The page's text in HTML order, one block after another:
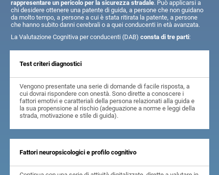
rappresentare un pericolo per la sicurezza stradale. Può applicarsi a
chi desidere ottenere una patente di guida, a persone che non guidano
da molto tempo, a persone a cui è stata ritirata la patente, a persone
che hanno subito danni cerebrali o a quei conducenti in età avanzata.
La Valutazione Cognitiva per conducenti (DAB)consta di tre parti:
Test criteri diagnostici
Vengono presentate una serie di domande di facile risposta, a
cui dovrai rispondere con onestà. Sono dirette a conoscere i
fattori emotivi e caratteriali della persona relazionati alla guida e
la sua propensione al rischio (adeguazione a norme e leggi della
strada, motivazione e stile di guida).
Fattori neuropsicologici e profilo cognitivo